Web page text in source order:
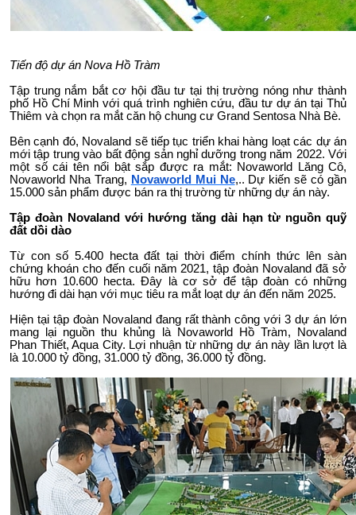
Tiến độ dự án Nova Hồ Tràm
Tập trung nắm bắt cơ hội đầu tư tại thị trường nóng như thành
phố Hồ Chí Minh với quá trình nghiên cứu, đầu tư dự án tại Thủ
Thiêm và chọn ra mắt căn hộ chung cư Grand Sentosa Nhà Bè.
Bên cạnh đó, Novaland sẽ tiếp tục triển khai hàng loạt các dự án
mới tập trung vào bất động sản nghỉ dưỡng trong năm 2022. Với
một số cái tên nổi bật sắp được ra mắt: Novaworld Lăng Cô,
Novaworld Nha Trang, Novaworld Mui Ne,.. Dự kiến sẽ có gần
15.000 sản phẩm được bán ra thị trường từ những dự án này.
Tập đoàn Novaland với hướng tăng dài hạn từ nguồn quỹ
đất dồi dào
Từ con số 5.400 hecta đất tại thời điểm chính thức lên sàn
chứng khoán cho đến cuối năm 2021, tập đoàn Novaland đã sở
hữu hơn 10.600 hecta. Đây là cơ sở để tập đoàn có những
hướng đi dài hạn với mục tiêu ra mắt loạt dự án đến năm 2025.
Hiện tại tập đoàn Novaland đang rất thành công với 3 dự án lớn
mang lại nguồn thu khủng là Novaworld Hồ Tràm, Novaland
Phan Thiết, Aqua City. Lợi nhuận từ những dự án này lần lượt là
là 10.000 tỷ đồng, 31.000 tỷ đồng, 36.000 tỷ đồng.